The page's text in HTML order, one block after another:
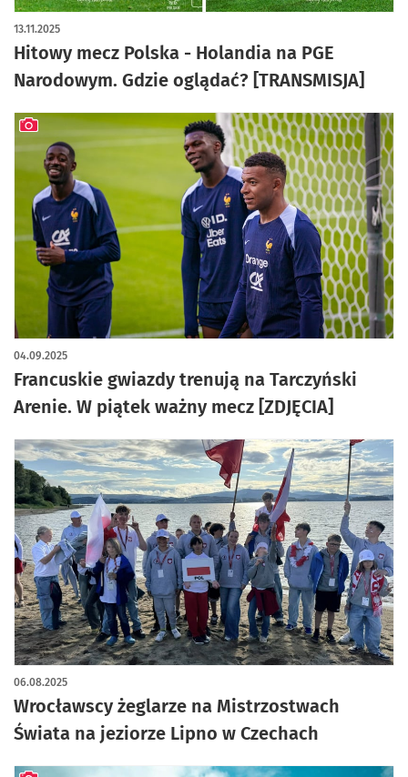
Hitowy mecz Polska - Holandia na PGE
Narodowym. Gdzie oglądać? [TRANSMISJA]
13.11.2025
Francuskie gwiazdy trenują na Tarczyński
Arenie. W piątek ważny mecz [ZDJĘCIA]
04.09.2025
artykuł z galerią zdjęć
Wrocławscy żeglarze na Mistrzostwach
Świata na jeziorze Lipno w Czechach
06.08.2025